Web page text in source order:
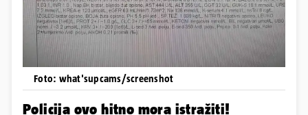
Foto: what'supcams/screenshot
Policija ovo hitno mora istražiti!